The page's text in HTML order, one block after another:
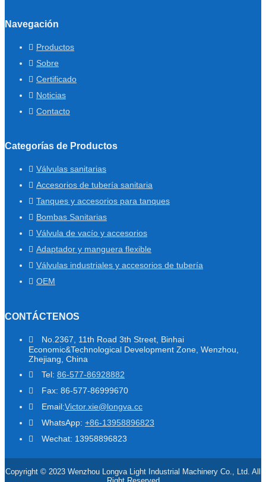
Navegación
Productos
Sobre
Certificado
Noticias
Contacto
Categorías de Productos
Válvulas sanitarias
Accesorios de tubería sanitaria
Tanques y accesorios para tanques
Bombas Sanitarias
Válvula de vacío y accesorios
Adaptador y manguera flexible
Válvulas industriales y accesorios de tubería
OEM
CONTÁCTENOS
No.2367, 11th Road 3th Street, Binhai
Economic&Technological Development Zone, Wenzhou,
Zhejiang, China
Tel: 86-577-86928882
Fax: 86-577-86999670
Email:Victor.xie@longva.cc
WhatsApp: +86-13958896823
Wechat: 13958896823
Copyright © 2023 Wenzhou Longva Light Industrial Machinery Co., Ltd. All